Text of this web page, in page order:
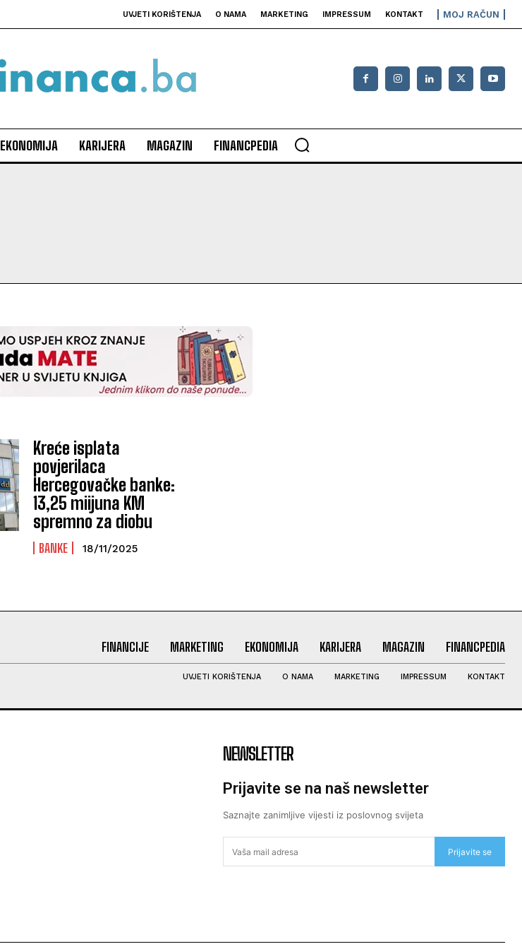
UVJETI KORIŠTENJA O NAMA MARKETING IMPRESSUM KONTAKT MOJ RAČUN
EKONOMIJA KARIJERA MAGAZIN FINANCPEDIA
Kreće isplata
povjerilaca
Hercegovačke banke:
13,25 miijuna KM
spremno za diobu
BANKE 18/11/2025
FINANCIJE MARKETING EKONOMIJA KARIJERA MAGAZIN FINANCPEDIA
UVJETI KORIŠTENJA O NAMA MARKETING IMPRESSUM KONTAKT
NEWSLETTER
Prijavite se na naš newsletter
Saznajte zanimljive vijesti iz poslovnog svijeta
Prijavite se